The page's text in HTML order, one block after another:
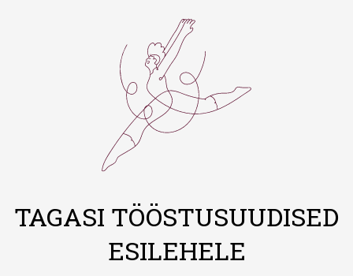
TAGASI TÖÖSTUSUUDISED
ESILEHELE